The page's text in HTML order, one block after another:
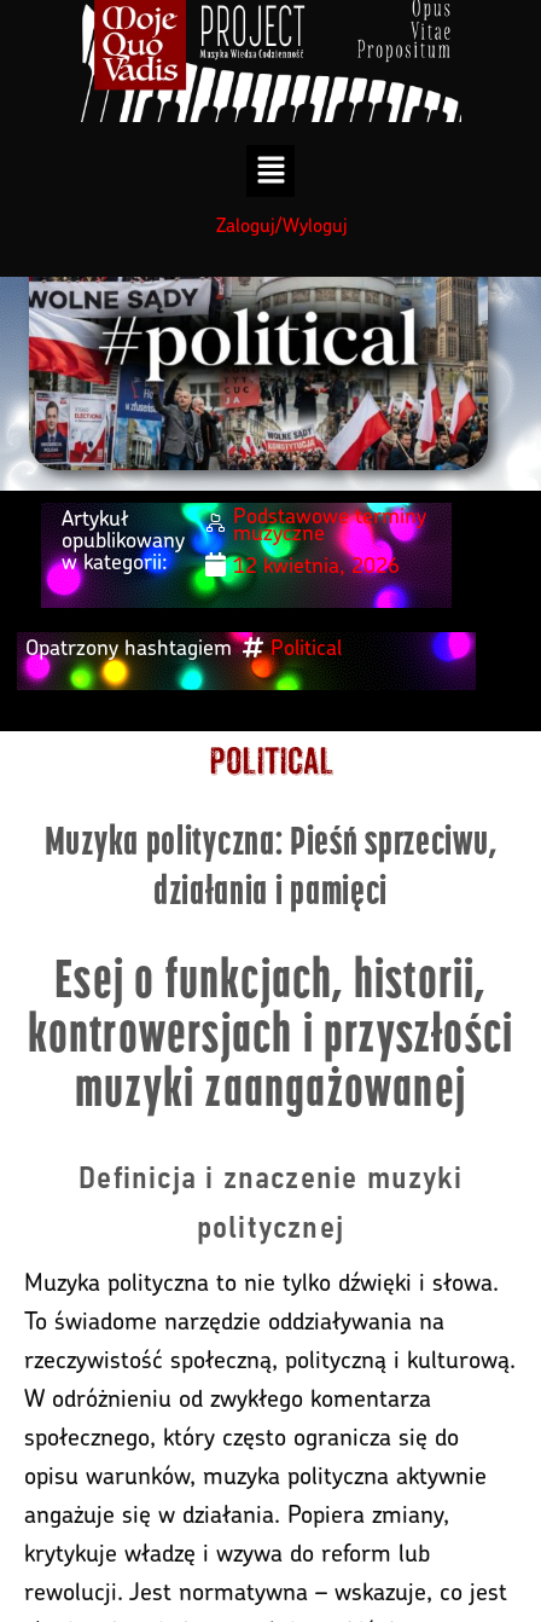
Zaloguj/Wyloguj
Podstawowe terminy
muzyczne
12 kwietnia, 2026
Artykuł
opublikowany
w kategorii:
Political
Opatrzony hashtagiem
Political
Muzyka polityczna: Pieśń sprzeciwu,
działania i pamięci
Esej o funkcjach, historii,
kontrowersjach i przyszłości
muzyki zaangażowanej
Definicja i znaczenie muzyki
politycznej
Muzyka polityczna to nie tylko dźwięki i słowa.
To świadome narzędzie oddziaływania na
rzeczywistość społeczną, polityczną i kulturową.
W odróżnieniu od zwykłego komentarza
społecznego, który często ogranicza się do
opisu warunków, muzyka polityczna aktywnie
angażuje się w działania. Popiera zmiany,
krytykuje władzę i wzywa do reform lub
rewolucji. Jest normatywna – wskazuje, co jest